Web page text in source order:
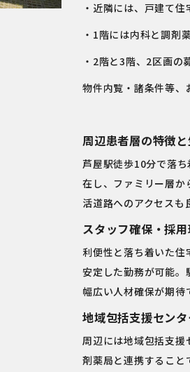
・近隣には、戸建て住
・1階には内科と調剤
・2階と3階、2区画の
物件内覧・諸条件等、
周辺患者層の特徴
芦屋駅徒歩10分で落
在し、ファミリー層か
活道路へのアクセスも
スタッフ確保・採
利便性と落ち着いた住
安定した勤務が可能。
幅広い人材確保が期待
地域包括支援セン
周辺には地域包括支援
剤薬局と連携すること